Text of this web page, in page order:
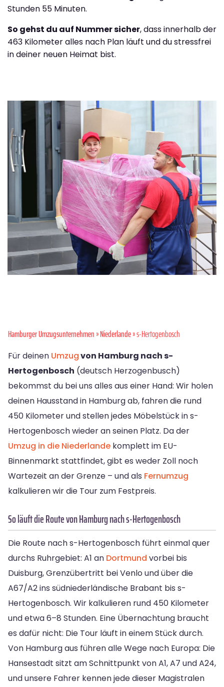
Stunden 55 Minuten.
So gehst du auf Nummer sicher, dass innerhalb der
463 Kilometer alles nach Plan läuft und du stressfrei
in deiner neuen Heimat bist.
Hamburger Umzugsunternehmen»Niederlande» s-Hertogenbosch
Für deinen Umzugvon Hamburg nach s-
Hertogenbosch (deutsch Herzogenbusch)
bekommst du bei uns alles aus einer Hand: Wir holen
deinen Hausstand in Hamburg ab, fahren die rund
450 Kilometer und stellen jedes Möbelstück in s-
Hertogenbosch wieder an seinen Platz. Da der
Umzug in die Niederlande komplett im EU-
Binnenmarkt stattfindet, gibt es weder Zoll noch
Wartezeit an der Grenze – und als Fernumzug
kalkulieren wir die Tour zum Festpreis.
So läuft die Route von Hamburg nach s-Hertogenbosch
Die Route nach s-Hertogenbosch führt einmal quer
durchs Ruhrgebiet: A1 an Dortmund vorbei bis
Duisburg, Grenzübertritt bei Venlo und über die
A67/A2 ins südniederländische Brabant bis s-
Hertogenbosch. Wir kalkulieren rund 450 Kilometer
und etwa 6–8 Stunden. Eine Übernachtung braucht
es dafür nicht: Die Tour läuft in einem Stück durch.
Von Hamburg aus führen alle Wege nach Europa: Die
Hansestadt sitzt am Schnittpunkt von A1, A7 und A24,
und unsere Fahrer kennen jede dieser Magistralen